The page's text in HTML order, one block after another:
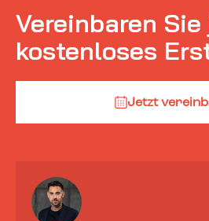
Vereinbaren
kostenloses
Jetzt